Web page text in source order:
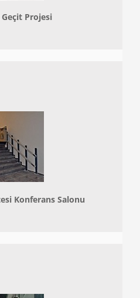
Projesi
Konferans Salonu